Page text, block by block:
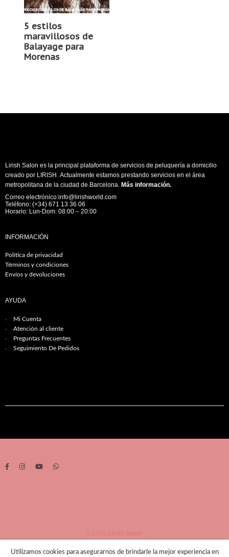
5 estilos
maravillosos de
Balayage para
Morenas
Lirish Salon es la principal plataforma de servicios de peluquería a domicilio
creado por LIRISH. Actualmente estamos prestando servicios en el área
metropolitana de la ciudad de Barcelona. Más información.
Correo electrónico:info@lirishworld.com
Teléfono: (+34) 671 13 36 06
Horario: Lun-Dom: 08:00 – 20:00
INFORMACIÓN
Política de privacidad
Términos y condiciones
Envíos y devoluciones
AYUDA
Mi Cuenta
Atención al cliente
Preguntas Frecuentes
Seguimiento De Pedidos
Utilizamos cookies para asegurarnos de brindarle la mejor experiencia en